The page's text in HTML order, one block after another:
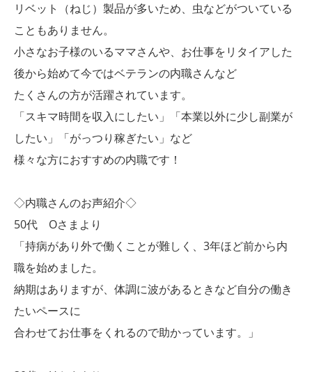
リベット（ねじ）製品が多いため、虫などがついている
こともありません。
小さなお子様のいるママさんや、お仕事をリタイアした
後から始めて今ではベテランの内職さんなど
たくさんの方が活躍されています。
「スキマ時間を収入にしたい」「本業以外に少し副業が
したい」「がっつり稼ぎたい」など
様々な方におすすめの内職です！
◇内職さんのお声紹介◇
50代 Oさまより
「持病があり外で働くことが難しく、3年ほど前から内
職を始めました。
納期はありますが、体調に波があるときなど自分の働き
たいペースに
合わせてお仕事をくれるので助かっています。」